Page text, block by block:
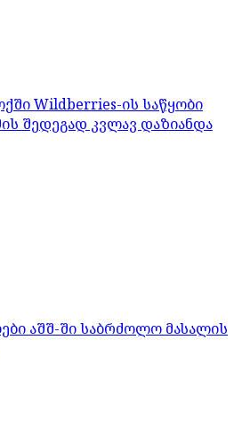
Wildberries-ის საწყობი
შედეგად კვლავ დაზიანდა
აშშ-ში საბრძოლო მასალის